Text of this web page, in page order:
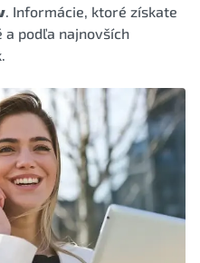
. Informácie, ktoré získate
a podľa najnovších